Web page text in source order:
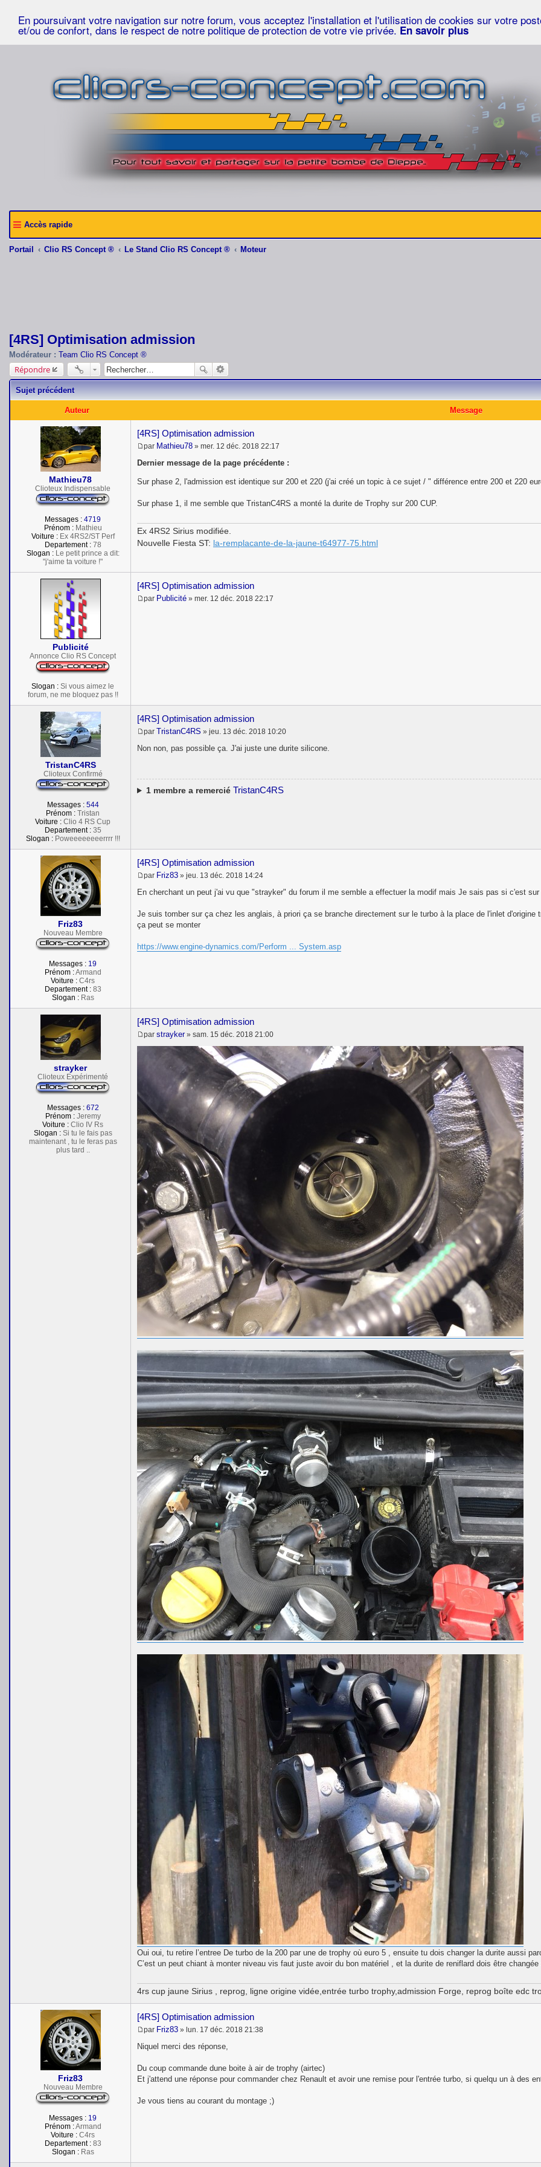
En poursuivant votre navigation sur notre forum, vous acceptez l'installation et l'utilisation de cookies sur votre
et/ou de confort, dans le respect de notre politique de protection de votre vie privée. En savoir plus
Accès rapide
Portail Clio RS Concept ® Le Stand Clio RS Concept ® Moteur
[4RS] Optimisation admission
Modérateur : Team Clio RS Concept ®
Répondre
Sujet précédent
Auteur Message
Mathieu78
Clioteux Indispensable
Messages : 4719
Prénom :Mathieu
Voiture :Ex 4RS2/ST Perf
Departement :78
Slogan :Le petit prince a dit:
"j'aime ta voiture !"
[4RS] Optimisation admission
M
e
s
a
e
par Mathieu78 » mer. 12 déc. 2018 22:17
Dernier message de la page précédente :
Sur phase 2, l'admission est identique sur 200 et 220 (j'ai créé un topic à ce sujet / " différence entre 200 et 220
Sur phase 1, il me semble que TristanC4RS a monté la durite de Trophy sur 200 CUP.
Ex 4RS2 Sirius modifiée.
Nouvelle Fiesta ST: la-remplacante-de-la-jaune-t64977-75.html
Publicité
Annonce Clio RS Concept
Slogan : Si vous aimez le
forum, ne me bloquez pas !!
[4RS] Optimisation admission
M
par Publicité » mer. 12 déc. 2018 22:17
TristanC4RS
Clioteux Confirmé
Messages : 544
Prénom : Tristan
Voiture : Clio 4 RS Cup
Departement :35
Slogan :Poweeeeeeeerrrr !!!
[4RS] Optimisation admission
M
e
g
e
par TristanC4RS » jeu. 13 déc. 2018 10:20
Non non, pas possible ça. J'ai juste une durite silicone.
1membre a remercié TristanC4RS
Friz83
Nouveau Membre
Messages : 19
Prénom :Armand
Voiture : C4rs
Departement :83
Slogan :Ras
[4RS] Optimisation admission
M
e
a
g
par Friz83 » jeu. 13 déc. 2018 14:24
En cherchant un peut j'ai vu que "strayker" du forum il me semble a effectuer la modif mais Je sais pas si c'est
Je suis tomber sur ça chez les anglais, à priori ça se branche directement sur le turbo à la place de l'inlet
ça peut se monter
https://www.engine-dynamics.com/Perform ... System.asp
strayker
Clioteux Expérimenté
Messages : 672
Prénom :Jeremy
Voiture : Clio IV Rs
Slogan :Si tu le fais pas
maintenant , tu le feras pas
plus tard ..
[4RS] Optimisation admission
M
par strayker» sam. 15 déc. 2018 21:00
Oui oui, tu retire l’entree De turbo de la 200 par une de trophy où euro 5 , ensuite tu dois changer la durite aussi
C’est un peut chiant à monter niveau vis faut juste avoir du bon matériel , et la durite de reniflard dois être
4rs cup jaune Sirius , reprog, ligne origine vidée,entrée turbo trophy,admission Forge, reprog boîte edc
Friz83
Nouveau Membre
Messages : 19
Prénom :Armand
Voiture : C4rs
Departement :83
Slogan :Ras
[4RS] Optimisation admission
M
e
a
g
par Friz83 » lun. 17 déc. 2018 21:38
Niquel merci des réponse,
Du coup commande dune boite à air de trophy (airtec)
Et j'attend une réponse pour commander chez Renault et avoir une remise pour l'entrée turbo, si quelqu un à des
Je vous tiens au courant du montage ;)